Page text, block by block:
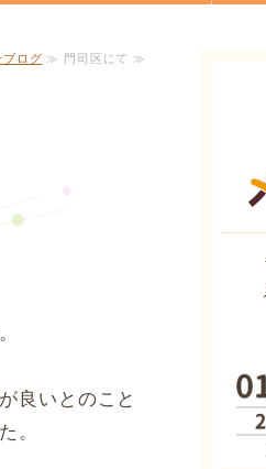
ブログ ≫ 門司区にて ≫
良いとのこと
。